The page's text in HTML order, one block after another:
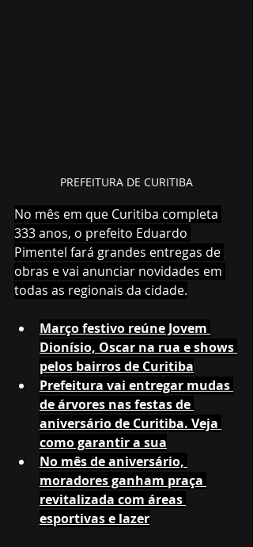
PREFEITURA DE CURITIBA
No mês em que Curitiba completa
333 anos, o prefeito Eduardo
Pimentel fará grandes entregas de
obras e vai anunciar novidades em
todas as regionais da cidade.
Março festivo reúne Jovem
Dionísio, Oscar na rua e shows
pelos bairros de Curitiba
Prefeitura vai entregar mudas
de árvores nas festas de
aniversário de Curitiba. Veja
como garantir a sua
No mês de aniversário,
moradores ganham praça
revitalizada com áreas
esportivas e lazer